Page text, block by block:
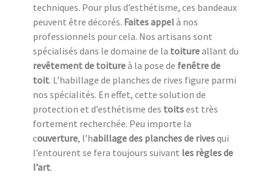
techniques. Pour plus d’esthétisme, ces bandeaux
peuvent être décorés. Faites appelà nos
professionnels pour cela. Nos artisans sont
spécialisés dans le domaine de la toitureallant du
revêtement de toitureà la pose de fenêtre de
toit. L’habillage de planches de rives figure parmi
nos spécialités. En effet, cette solution de
protection et d’esthétisme des toitsest très
fortement recherchée. Peu importe la
couverture, l’habillage des planches de rivesqui
l’entourent se fera toujours suivant les règles de
l’art.